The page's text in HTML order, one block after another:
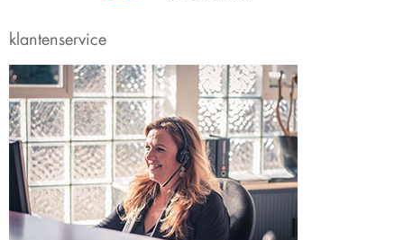
klantenservice